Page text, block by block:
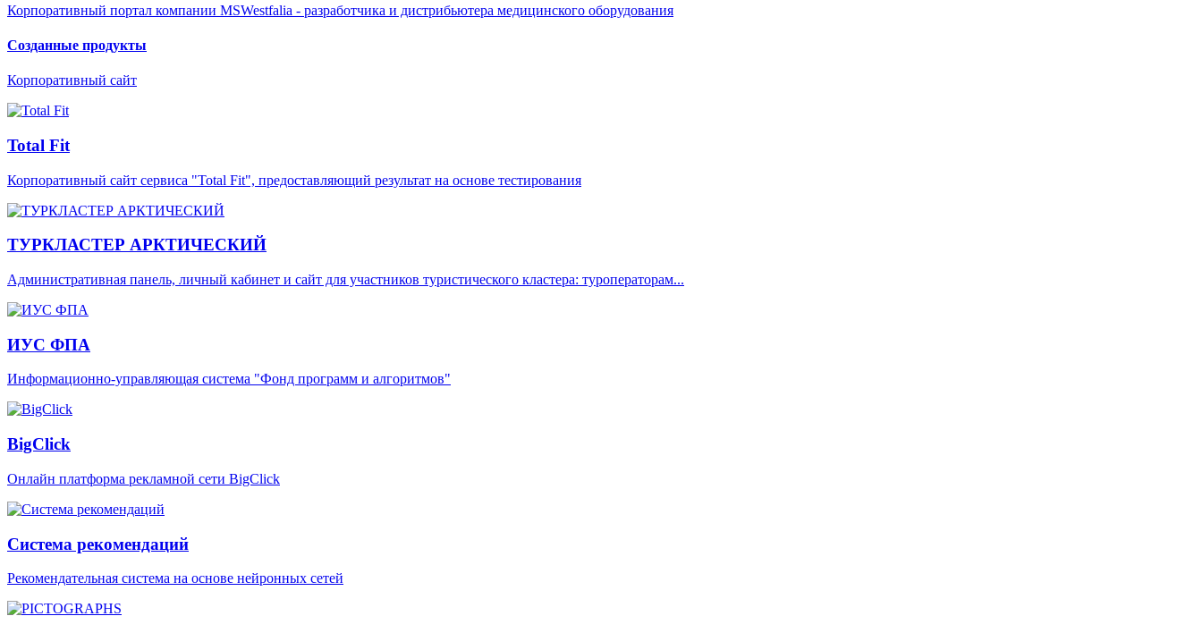
Корпоративный портал компании MSWestfalia - разработчика и дистрибьютера медицинского оборудования
Созданные продукты
Корпоративный сайт
Total Fit
Корпоративный сайт сервиса "Total Fit", предоставляющий результат на основе тестирования
ТУРКЛАСТЕР АРКТИЧЕСКИЙ
Административная панель, личный кабинет и сайт для участников туристического кластера: туроператорам...
ИУС ФПА
Информационно-управляющая система "Фонд программ и алгоритмов"
BigClick
Онлайн платформа рекламной сети BigClick
Система рекомендаций
Рекомендательная система на основе нейронных сетей